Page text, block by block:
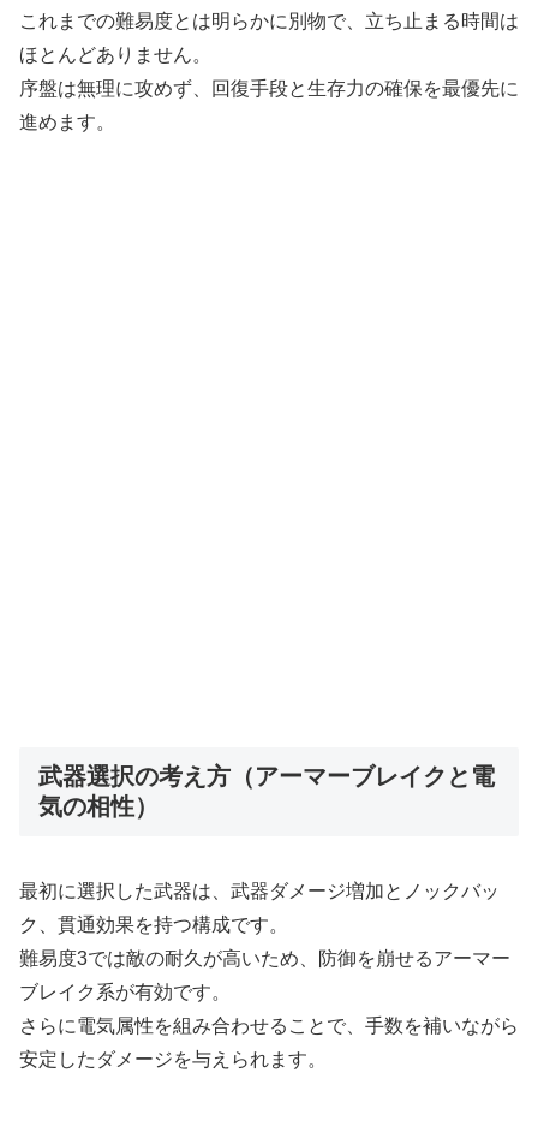
これまでの難易度とは明らかに別物で、立ち止まる時間は
ほとんどありません。
序盤は無理に攻めず、回復手段と生存力の確保を最優先に
進めます。
武器選択の考え方（アーマーブレイクと電
気の相性）
最初に選択した武器は、武器ダメージ増加とノックバッ
ク、貫通効果を持つ構成です。
難易度3では敵の耐久が高いため、防御を崩せるアーマー
ブレイク系が有効です。
さらに電気属性を組み合わせることで、手数を補いながら
安定したダメージを与えられます。